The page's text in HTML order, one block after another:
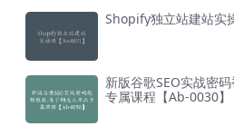
Shopify独立站建站实
新版谷歌SEO实战密
专属课程【Ab-0030】